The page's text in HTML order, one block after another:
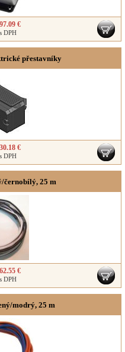
97.09 €
s DPH
přestavníky
30.18 €
s DPH
černobílý, 25 m
62.55 €
s DPH
modrý, 25 m